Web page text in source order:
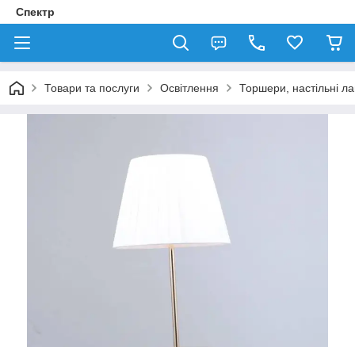
Спектр
Товари та послуги Освітлення Торшери, настільні